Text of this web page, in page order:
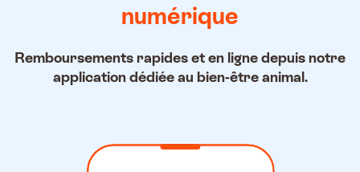
numérique
Remboursements rapides et en ligne depuis notre
application dédiée au bien-être animal.